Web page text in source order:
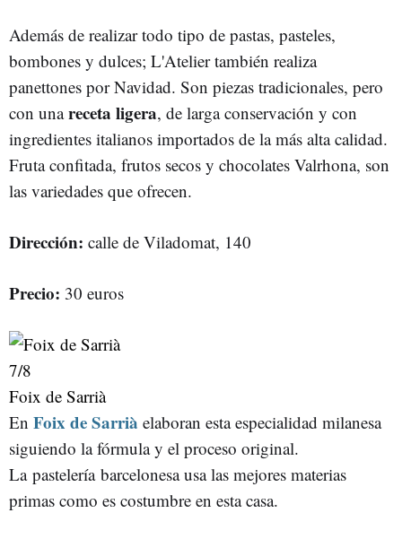
Además de realizar todo tipo de pastas, pasteles,
bombones y dulces; L'Atelier también realiza
panettones por Navidad. Son piezas tradicionales, pero
con unareceta ligera, de larga conservación y con
ingredientes italianos importados de la más alta calidad.
Fruta confitada, frutos secos y chocolates Valrhona, son
las variedades que ofrecen.
Dirección: calle de Viladomat, 140
Precio: 30 euros
7/8
Foix de Sarrià
En Foix de Sarrià elaboran esta especialidad milanesa
siguiendo la fórmula y el proceso original.
La pastelería barcelonesa usa las mejores materias
primas como es costumbre en esta casa.